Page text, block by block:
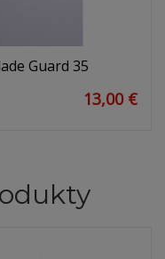
Guard 35
13,00 €